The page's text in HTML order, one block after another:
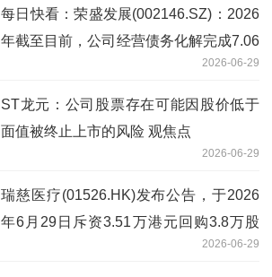
每日快看：荣盛发展(002146.SZ)：2026
年截至目前，公司经营债务化解完成7.06
2026-06-29
ST龙元：公司股票存在可能因股价低于
面值被终止上市的风险 观焦点
2026-06-29
瑞慈医疗(01526.HK)发布公告，于2026
年6月29日斥资3.51万港元回购3.8万股
2026-06-29